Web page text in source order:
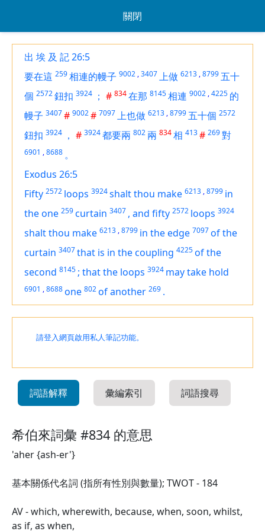
關閉
出 埃 及 記 26:5
要在這 259相連的幔子 9002 ,3407上做 6213 ,8799五十
個 2572鈕扣 3924 ； # 834在那 8145相連 9002 ,4225 的
幔子 3407# 9002# 7097上也做 6213 ,8799五十個 2572
鈕扣 3924 ， # 3924都要兩 802 兩 834相 413# 269對
6901 ,8688 。
Exodus 26:5
Fifty 2572 loops 3924shalt thou make 6213 ,8799 in
the one 259curtain 3407 , and fifty 2572 loops 3924
shalt thou make 6213 ,8799 in the edge 7097of the
curtain 3407that is in the coupling 4225of the
second 8145 ; that the loops 3924 may take hold
6901 ,8688one 802of another 269 .
請登入網頁啟用私人筆記功能。
詞語解釋 彙編索引 詞語搜尋
希伯來詞彙 #834 的意思
'aher {ash-er'}
基本關係代名詞 (指所有性別與數量); TWOT - 184
AV - which, wherewith, because, when, soon, whilst,
as if, as when,